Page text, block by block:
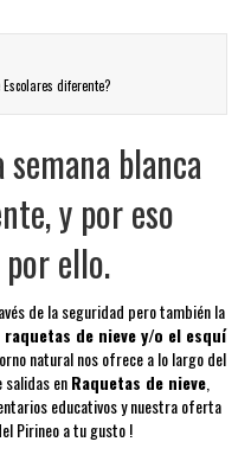
diferente?
blanca
y por eso
ello.
de la seguridad pero también la
raquetas de nieve y/o el esquí
natural nos ofrece a lo largo del
salidas enRaquetas de nieve,
educativos y nuestra oferta
Pirineo a tu gusto !